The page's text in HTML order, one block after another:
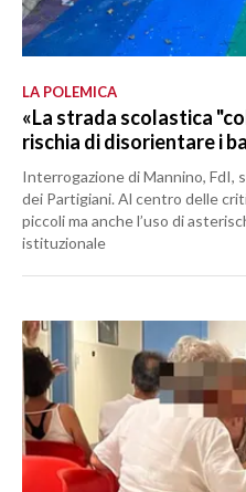
LA POLEMICA
«La strada scolastica
rischia di disorientare i
Interrogazione di Mannino, FdI,
dei Partigiani. Al centro delle
piccoli ma anche l’uso di
istituzionale